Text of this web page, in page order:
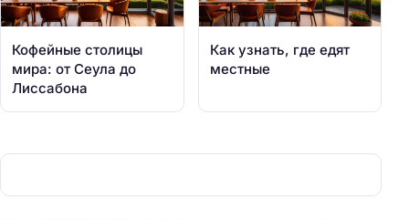
Кофейные столицы
мира: от Сеула до
Лиссабона
Как узнать, где едят
местные